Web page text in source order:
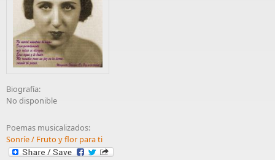
Biografía:
No disponible
Poemas musicalizados:
Sonríe / Fruto y flor para ti